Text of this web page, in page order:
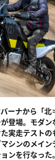
ーナから「北
登場。モダ
実走テスト
シンのメイ
ンを行なった。